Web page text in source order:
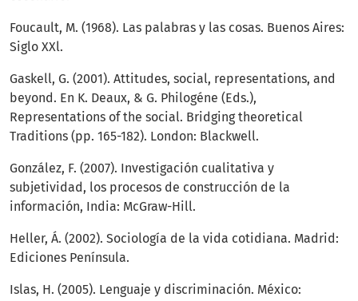
Foucault, M. (1968). Las palabras y las cosas. Buenos Aires:
Siglo XXl.
Gaskell, G. (2001). Attitudes, social, representations, and
beyond. En K. Deaux, & G. Philogéne (Eds.),
Representations of the social. Bridging theoretical
Traditions (pp. 165-182). London: Blackwell.
González, F. (2007). Investigación cualitativa y
subjetividad, los procesos de construcción de la
información, India: McGraw-Hill.
Heller, Á. (2002). Sociología de la vida cotidiana. Madrid:
Ediciones Península.
Islas, H. (2005). Lenguaje y discriminación. México: